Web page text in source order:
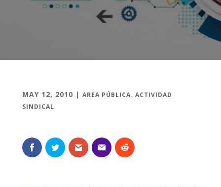
MAY 12, 2010 | AREA PÚBLICA. ACTIVIDAD
SINDICAL